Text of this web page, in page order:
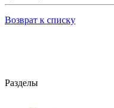
Возврат к списку
Разделы